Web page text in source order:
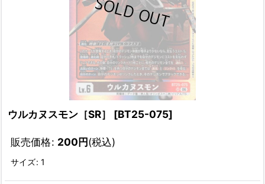
ウルカヌスモン［SR］ [BT25-075]
販売価格: 200円(税込)
サイズ: 1